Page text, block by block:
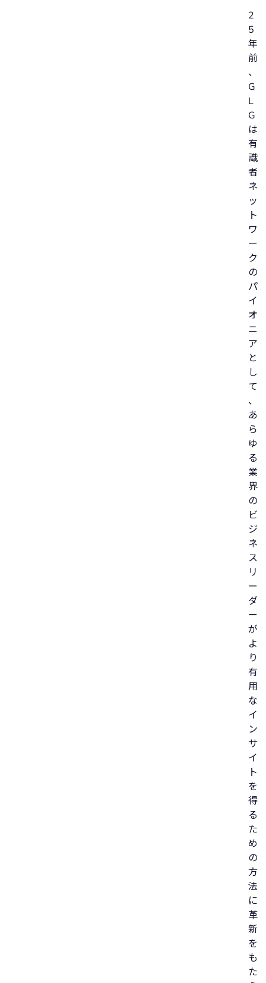
2
5
年
前
、
G
L
G
は
有
識
者
ネ
ッ
ト
ワ
ー
ク
の
パ
イ
オ
ニ
ア
と
し
て
、
あ
ら
ゆ
る
業
界
の
ビ
ジ
ネ
ス
リ
ー
ダ
ー
が
よ
り
有
用
な
イ
ン
サ
イ
ト
を
得
る
た
め
の
方
法
に
革
新
を
も
た